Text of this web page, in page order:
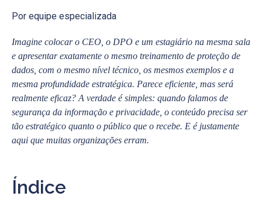
Por equipe especializada
Imagine colocar o CEO, o DPO e um estagiário na mesma sala
e apresentar exatamente o mesmo treinamento de proteção de
dados, com o mesmo nível técnico, os mesmos exemplos e a
mesma profundidade estratégica. Parece eficiente, mas será
realmente eficaz? A verdade é simples: quando falamos de
segurança da informação e privacidade, o conteúdo precisa ser
tão estratégico quanto o público que o recebe. E é justamente
aqui que muitas organizações erram.
Índice